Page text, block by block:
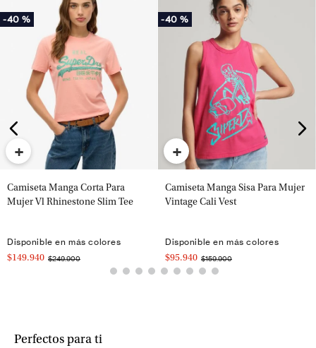
-40 %
+
Camiseta Manga Corta Para
Mujer Vl Rhinestone Slim Tee
Disponible en más colores
$149.940 $249.900
-40 %
+
Camiseta Manga Sisa Para Mujer
Vintage Cali Vest
Disponible en más colores
$95.940 $159.900
Perfectos para ti